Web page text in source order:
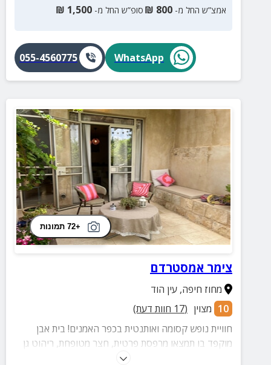
אמצ”ש החל מ- 800
₪ סופ”ש החל מ- 1,500
₪
WhatsApp
055-4560775
+72 תמונות
צימר אמסטרדם
מחוז חיפה,עין הוד
10 מצוין (
17 חוות דעת)
חוויית נופש קסומה ואותנטית בכפר האמנים! בית אבן
מוקפד בו תמצאו מרפסת פרטית, חצר מטופחת, ריהוט גן
ונוף מקסים לים התיכון! וכל זה במרחק הליכה קצר ממגוון